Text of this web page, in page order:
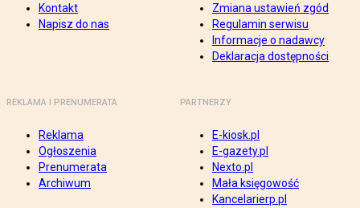
Kontakt
Napisz do nas
Zmiana ustawień zgód
Regulamin serwisu
Informacje o nadawcy
Deklaracja dostępności
REKLAMA I PRENUMERATA
Reklama
Ogłoszenia
Prenumerata
Archiwum
PARTNERZY
E-kiosk.pl
E-gazety.pl
Nexto.pl
Mała księgowość
Kancelarierp.pl